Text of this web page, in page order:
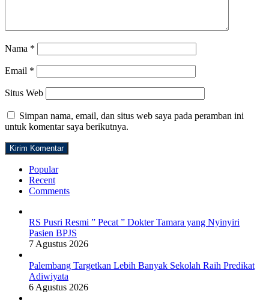
Nama *
Email *
Situs Web
Simpan nama, email, dan situs web saya pada peramban ini
untuk komentar saya berikutnya.
Popular
Recent
Comments
RS Pusri Resmi ” Pecat ” Dokter Tamara yang Nyinyiri
Pasien BPJS
7 Agustus 2026
Palembang Targetkan Lebih Banyak Sekolah Raih Predikat
Adiwiyata
6 Agustus 2026